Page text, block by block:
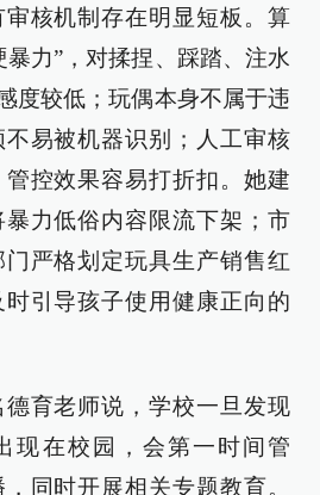
核机制存在明显短板。算
力”，对揉捏、踩踏、注水
度较低；玩偶本身不属于违
易被机器识别；人工审核
控效果容易打折扣。她建
力低俗内容限流下架；市
严格划定玩具生产销售红
引导孩子使用健康正向的
育老师说，学校一旦发现
现在校园，会第一时间管
同时开展相关专题教育。